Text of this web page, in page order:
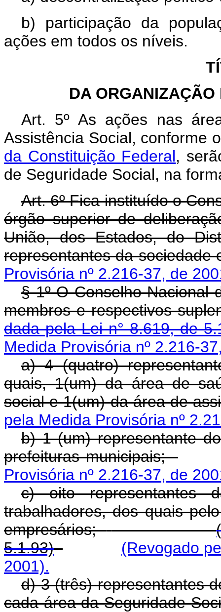
b) participação da
ações em todos os níveis.
DA
Art. 5º As ações nas
Assistência Social, conforme
da Constituição Federal,
de Seguridade Social, na
Art. 6º Fica instituído o
órgão superior de
União, dos Estados, do
representantes da sociedade
Provisória nº 2.216-37, de
§ 1º O Conselho Nacional
membros e respectivos
dada pela Lei n° 8.619, de
Medida Provisória nº 2.216-
a) 4 (quatro)
quais, 1(um) da área de
social e 1(um) da área de
pela Medida Provisória nº
b) 1 (um) representante
prefeituras municipais;
Provisória nº 2.216-37, de
c) oito representantes
trabalhadores, dos quais
empresários;
5.1.93)
(Revogado
2001).
d) 3 (três) representantes
cada área da Seguridade